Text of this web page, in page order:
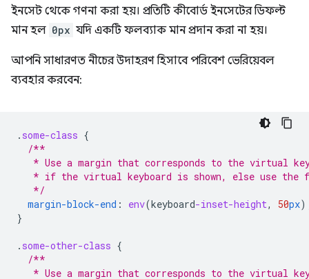
ইনসেট থেকে গণনা করা হয়। প্রতিটি কীবোর্ড ইনসেটের ডিফল্ট
মান হল 0px যদি একটি ফলব্যাক মান প্রদান করা না হয়।
আপনি সাধারণত নীচের উদাহরণ হিসাবে পরিবেশ ভেরিয়েবল
ব্যবহার করবেন:
. some-class {
/**
* Use a margin that corresponds to the virtual
* if the virtual keyboard is shown, else use the
   */
margin-block-end : env(keyboard-inset-height, 50px
}
. some-other-class {
/**
* Use a margin that corresponds to the virtual